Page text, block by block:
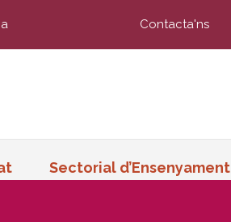
Contacta'ns
Sectorial d’Ensenyament